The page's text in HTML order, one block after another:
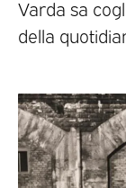
Varda sa
della